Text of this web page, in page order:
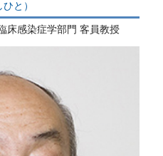
と）
床感染症学部門 客員教授